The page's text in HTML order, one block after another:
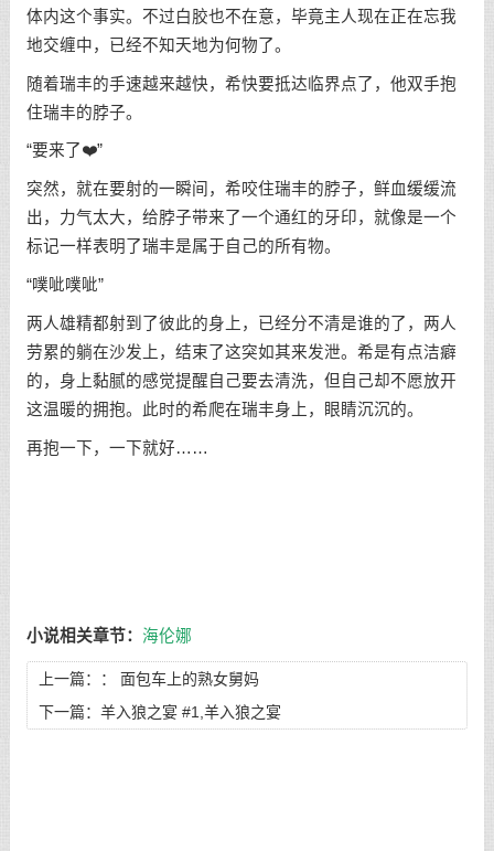
体内这个事实。不过白胶也不在意，毕竟主人现在正在忘我
地交缠中，已经不知天地为何物了。
随着瑞丰的手速越来越快，希快要抵达临界点了，他双手抱
住瑞丰的脖子。
“要来了❤️”
突然，就在要射的一瞬间，希咬住瑞丰的脖子，鲜血缓缓流
出，力气太大，给脖子带来了一个通红的牙印，就像是一个
标记一样表明了瑞丰是属于自己的所有物。
“噗呲噗呲”
两人雄精都射到了彼此的身上，已经分不清是谁的了，两人
劳累的躺在沙发上，结束了这突如其来发泄。希是有点洁癖
的，身上黏腻的感觉提醒自己要去清洗，但自己却不愿放开
这温暖的拥抱。此时的希爬在瑞丰身上，眼睛沉沉的。
再抱一下，一下就好……
小说相关章节： 海伦娜
上一篇：： 面包车上的熟女舅妈
下一篇： 羊入狼之宴 #1,羊入狼之宴